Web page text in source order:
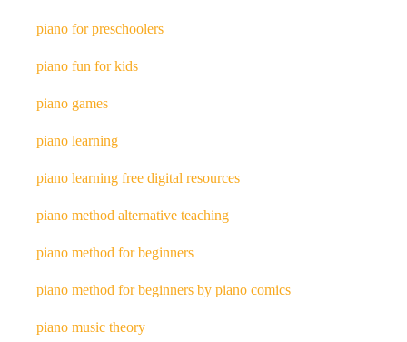
piano for preschoolers
piano fun for kids
piano games
piano learning
piano learning free digital resources
piano method alternative teaching
piano method for beginners
piano method for beginners by piano comics
piano music theory